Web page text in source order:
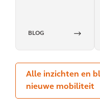
BLOG
Alle inzichten en
nieuwe mobiliteit